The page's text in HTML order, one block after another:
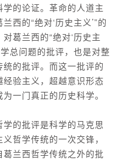
的论证。革命的人道主
西的“绝对‘历史主义’”的
葛兰西的“绝对‘历史主
总问题的批评，也是对整
的批评。而这一批评的
验主义，超越意识形态
一门真正的历史科学。
的批评是科学的马克思
哲学传统的一次交锋，
兰西哲学传统之外的批